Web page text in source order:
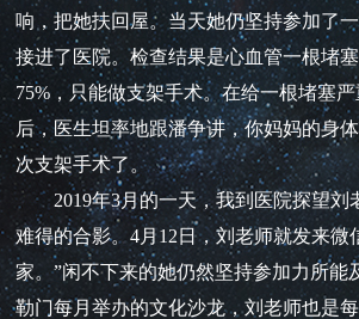
响，把她扶回屋。当天她仍坚持参加了
接进了医院。检查结果是心血管一根堵
75%，只能做支架手术。在给一根堵塞
后，医生坦率地跟潘争讲，你妈妈的身
次支架手术了。
2019年3月的一天，我到医院探望刘
难得的合影。4月12日，刘老师就发来微
家。”闲不下来的她仍然坚持参加力所能
勒门每月举办的文化沙龙，刘老师也是